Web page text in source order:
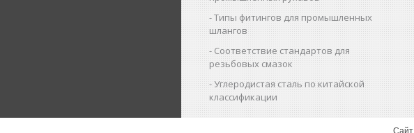
Типы фитингов для промышленных
шлангов
Соответствие стандартов для
резьбовых смазок
Углеродистая сталь по китайской
классификации
Сайт